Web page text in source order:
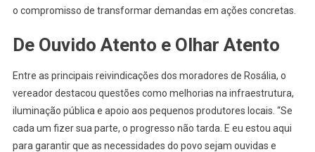
o compromisso de transformar demandas em ações concretas.
De Ouvido Atento e Olhar Atento
Entre as principais reivindicações dos moradores de Rosália, o
vereador destacou questões como melhorias na infraestrutura,
iluminação pública e apoio aos pequenos produtores locais. “Se
cada um fizer sua parte, o progresso não tarda. E eu estou aqui
para garantir que as necessidades do povo sejam ouvidas e